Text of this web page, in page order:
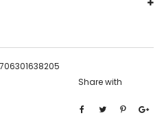
Share with